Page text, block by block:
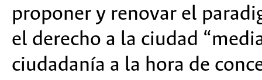
proponer y renovar el
el derecho a la ciudad
ciudadanía a la hora de